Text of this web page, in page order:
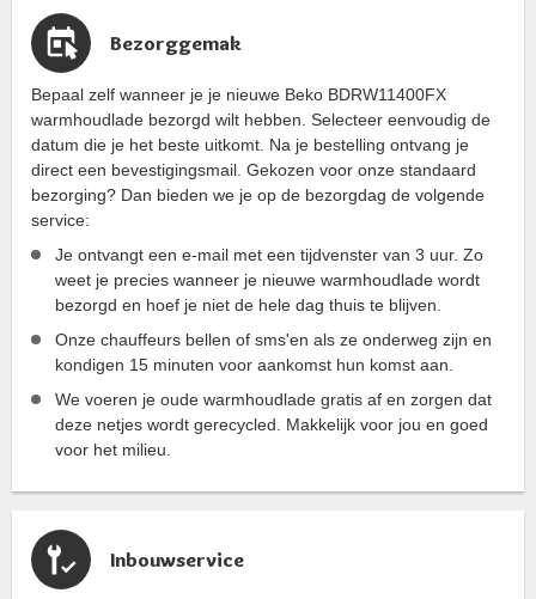
Bezorggemak
Bepaal zelf wanneer je je nieuwe Beko BDRW11400FX
warmhoudlade bezorgd wilt hebben. Selecteer eenvoudig de
datum die je het beste uitkomt. Na je bestelling ontvang je
direct een bevestigingsmail. Gekozen voor onze standaard
bezorging? Dan bieden we je op de bezorgdag de volgende
service:
Je ontvangt een e-mail met een tijdvenster van 3 uur. Zo
weet je precies wanneer je nieuwe warmhoudlade wordt
bezorgd en hoef je niet de hele dag thuis te blijven.
Onze chauffeurs bellen of sms'en als ze onderweg zijn en
kondigen 15 minuten voor aankomst hun komst aan.
We voeren je oude warmhoudlade gratis af en zorgen dat
deze netjes wordt gerecycled. Makkelijk voor jou en goed
voor het milieu.
Inbouwservice